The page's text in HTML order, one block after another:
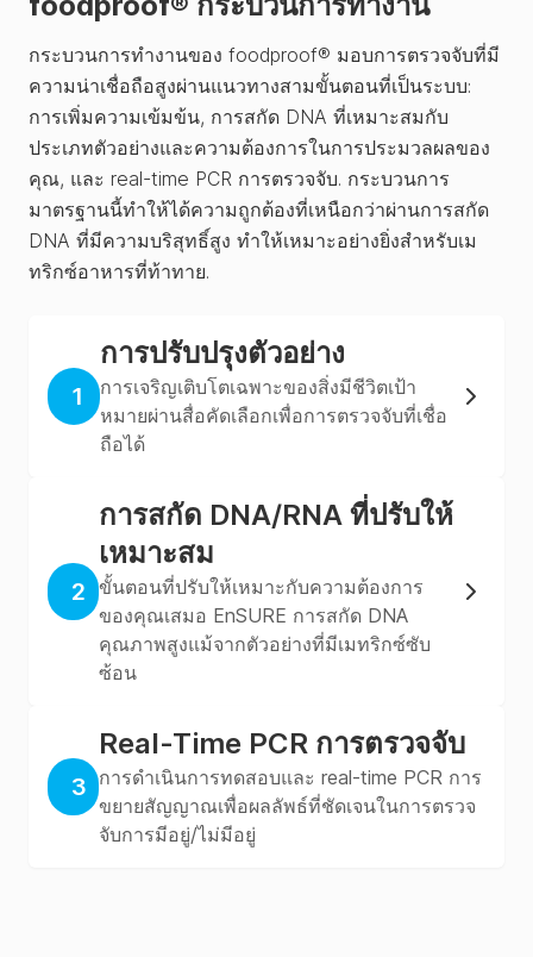
กระบวนการทำงานของ foodproof® มอบการตรวจจับที่มี
ความน่าเชื่อถือสูงผ่านแนวทางสามขั้นตอนที่เป็นระบบ:
การเพิ่มความเข้มข้น, การสกัด DNA ที่เหมาะสมกับ
ประเภทตัวอย่างและความต้องการในการประมวลผลของ
คุณ, และ real-time PCR การตรวจจับ. กระบวนการ
มาตรฐานนี้ทำให้ได้ความถูกต้องที่เหนือกว่าผ่านการสกัด
DNA ที่มีความบริสุทธิ์สูง ทำให้เหมาะอย่างยิ่งสำหรับเม
ทริกซ์อาหารที่ท้าทาย.
1
การปรับปรุงตัวอย่าง
การเจริญเติบโตเฉพาะของสิ่งมีชีวิตเป้า
หมายผ่านสื่อคัดเลือกเพื่อการตรวจจับที่เชื่อ
ถือได้
2
การสกัด DNA/RNA ที่ปรับให้
เหมาะสม
ขั้นตอนที่ปรับให้เหมาะกับความต้องการ
ของคุณเสมอ EnSURE การสกัด DNA
คุณภาพสูงแม้จากตัวอย่างที่มีเมทริกซ์ซับ
ซ้อน
3
Real-Time PCR การตรวจจับ
การดำเนินการทดสอบและ real-time PCR การ
ขยายสัญญาณเพื่อผลลัพธ์ที่ชัดเจนในการตรวจ
จับการมีอยู่/ไม่มีอยู่